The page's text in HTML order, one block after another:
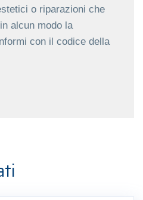
o riparazioni che
alcun modo la
con il codice della